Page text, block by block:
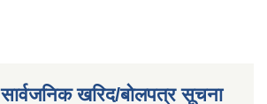
सार्वजनिक खरिद/बोलपत्र सूचना